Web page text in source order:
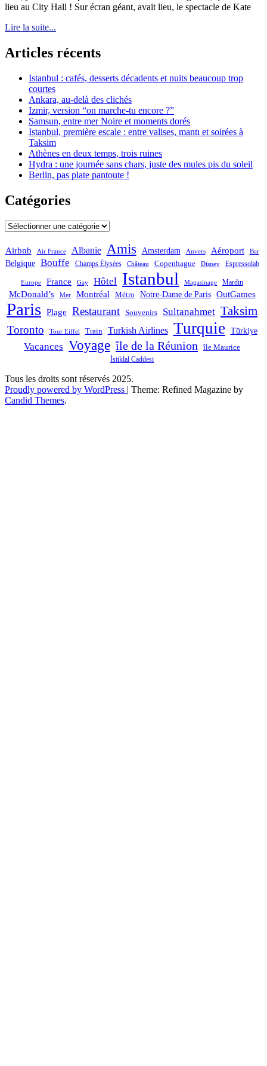
lieu au City Hall ! Sur écran géant, avait lieu, le spectacle de Kate
Lire la suite...
Articles récents
Istanbul : cafés, desserts décadents et nuits beaucoup trop
courtes
Ankara, au-delà des clichés
Izmir, version “on marche-tu encore ?”
Samsun, entre mer Noire et moments dorés
Istanbul, première escale : entre valises, mantı et soirées à
Taksim
Athènes en deux temps, trois ruines
Hydra : une journée sans chars, juste des mules pis du soleil
Berlin, pas plate pantoute !
Catégories
Catégories
Airbnb Air France Albanie Amis Amsterdam Anvers Aéroport Bar
Belgique Bouffe Champs Élysées Château Copenhague Disney Espressolab
Europe France Gay Hôtel Istanbul Magasinage Mardin
McDonald’s Mer Montréal Métro Notre-Dame de Paris OutGames
Paris Plage Restaurant Souvenirs Sultanahmet Taksim
Toronto Tour Eiffel Train Turkish Airlines Turquie Türkiye
Vacances Voyage île de la Réunion
île Maurice
İstiklal Caddesi
Tous les droits sont réservés 2025.
Proudly powered by WordPress | Theme: Refined Magazine by
Candid Themes.